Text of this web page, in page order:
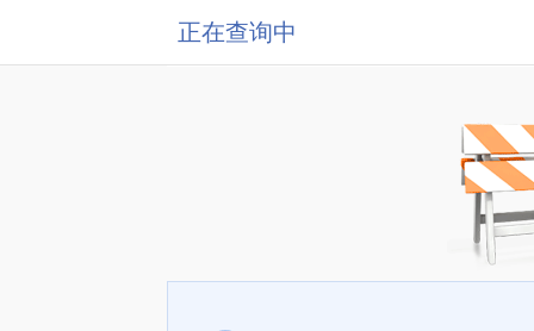
正在查询中